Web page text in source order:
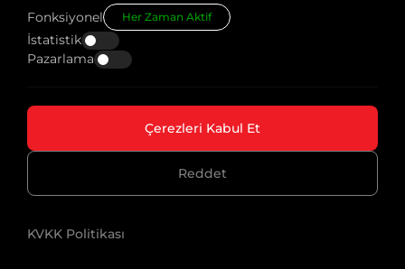
Kurumsal
Kariyer
İletişim
Fonksiyonel Her Zaman Aktif
İstatistik
Pazarlama
Çerezleri Kabul Et
Reddet
KVKK Politikası